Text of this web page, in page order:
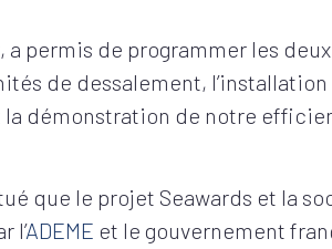
permis de programmer les
de dessalement, l’installation
démonstration de notre
que le projet Seawards et la
l’ADEME et le gouvernement